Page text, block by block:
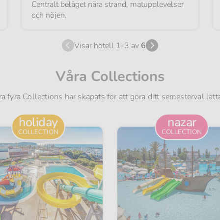
Centralt beläget nära strand, matupplevelser
och nöjen.
Visar hotell 1-3 av 6
Våra Collections
fyra Collections har skapats för att göra ditt semesterval
holiday
COLLECTION
nazar
COLLECTION